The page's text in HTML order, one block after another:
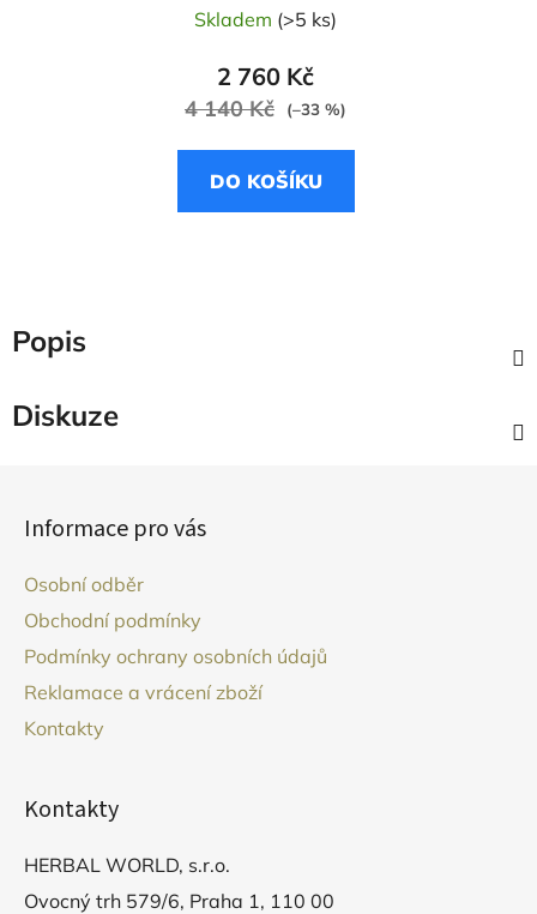
kambodžská / Zelený
Skladem (>5 ks)
2 760 Kč
4 140 Kč (–33 %)
DO KOŠÍKU
Popis
Diskuze
Informace pro vás
Osobní odběr
Obchodní podmínky
Podmínky ochrany osobních údajů
Reklamace a vrácení zboží
Kontakty
Kontakty
HERBAL WORLD, s.r.o.
Ovocný trh 579/6, Praha 1, 110 00